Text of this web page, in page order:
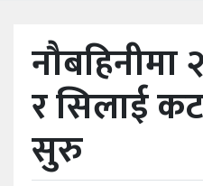
कला/
मनोरञ्जन
खेलकुद
र सिलाई
सुरु